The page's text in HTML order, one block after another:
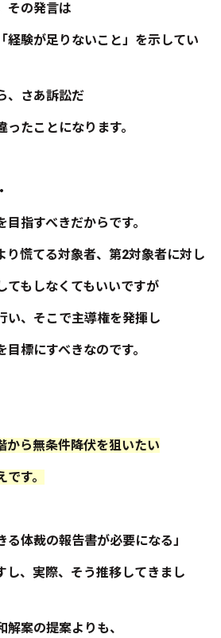
その発言は
経験が足りないこと」を示してい
、さあ訴訟だ
ったことになります。
指すべきだからです。
り慌てる対象者、第2対象者に対し
てもしなくてもいいですが
い、そこで主導権を発揮し
標にすべきなのです。
から無条件降伏を狙いたい
す。
体裁の報告書が必要になる」
し、実際、そう推移してきまし
解案の提案よりも、